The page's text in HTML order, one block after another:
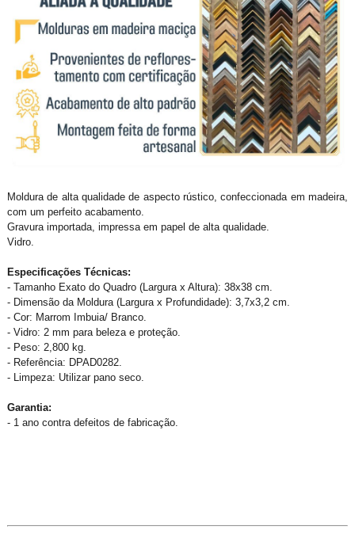
Moldura de alta qualidade de aspecto rústico, confeccionada em madeira,
com um perfeito acabamento.
Gravura importada, impressa em papel de alta qualidade.
Vidro.
Especificações Técnicas:
- Tamanho Exato do Quadro (Largura x Altura): 38x38 cm.
- Dimensão da Moldura (Largura x Profundidade): 3,7x3,2 cm.
- Cor: Marrom Imbuia/ Branco.
- Vidro: 2 mm para beleza e proteção.
- Peso: 2,800 kg.
- Referência: DPAD0282.
- Limpeza: Utilizar pano seco.
Garantia:
- 1 ano contra defeitos de fabricação.